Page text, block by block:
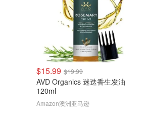
$15.99 $19.99
AVD Organics 迷迭香生发油
120ml
Amazon澳洲亚马逊